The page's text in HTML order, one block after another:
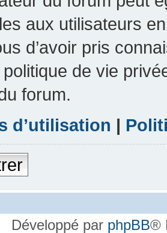
aux utilisateurs
d’avoir pris
de vie
forum.
d’utilisation |
Développé par phpBB®